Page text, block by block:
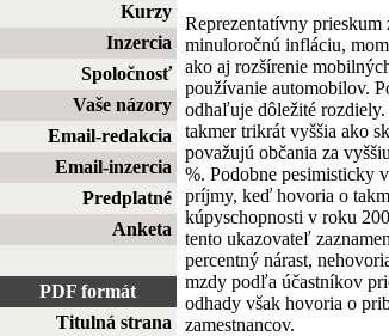
Kurzy
Inzercia
Spoločnosť
Vaše názory
Email-redakcia
Email-inzercia
Predplatné
Anketa
PDF formát
Titulná strana
Reprezentatívny
minuloročnú infláciu,
ako aj rozšírenie
používanie automobilov.
odhaľuje dôležité
takmer trikrát vyššia ako
považujú občania za
%. Podobne pesimisticky
príjmy, keď hovoria o
kúpyschopnosti v roku
tento ukazovateľ
percentný nárast,
mzdy podľa účastníkov
odhady však hovoria o
zamestnancov.